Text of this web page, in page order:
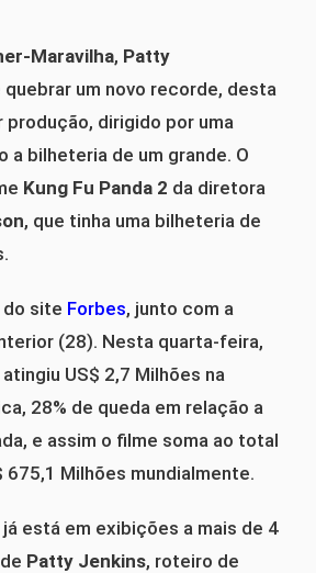
Maravilha, Patty
quebrar um novo recorde, desta
produção, dirigido por uma
a bilheteria de um grande. O
Kung Fu Panda 2 da diretora
, que tinha uma bilheteria de
do site Forbes, junto com a
(28). Nesta quarta-feira,
atingiu US$ 2,7 Milhões na
28% de queda em relação a
e assim o filme soma ao total
675,1 Milhões mundialmente.
já está em exibições a mais de 4
Patty Jenkins, roteiro de